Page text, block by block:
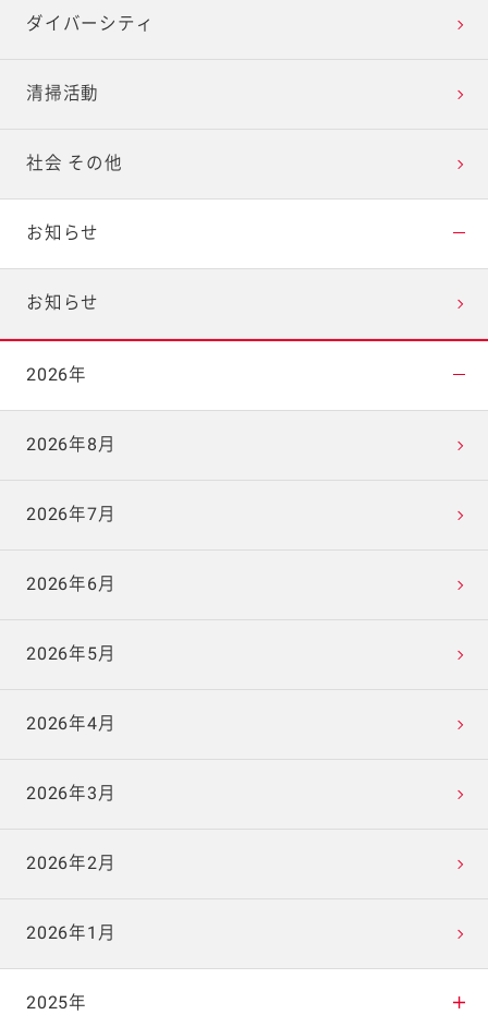
ダイバーシティ
清掃活動
社会 その他
お知らせ
お知らせ
2026年
2026年8月
2026年7月
2026年6月
2026年5月
2026年4月
2026年3月
2026年2月
2026年1月
2025年